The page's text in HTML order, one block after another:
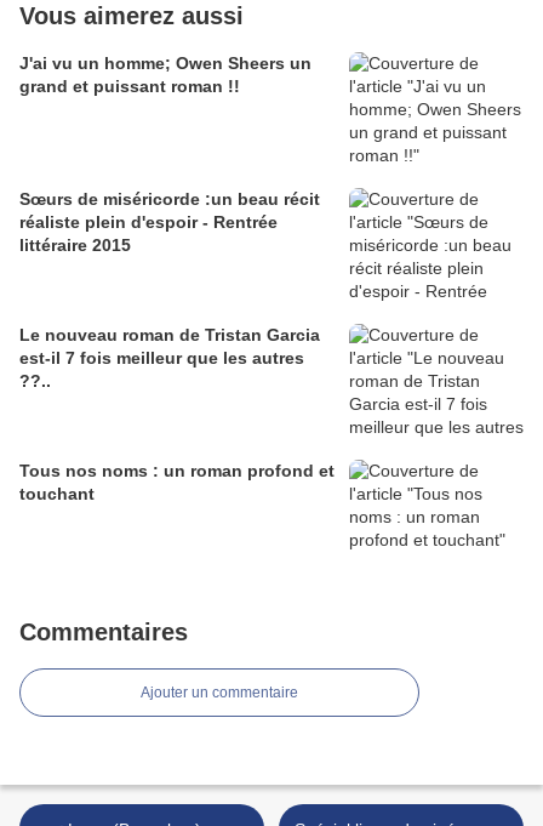
Vous aimerez aussi
J'ai vu un homme; Owen Sheers un
grand et puissant roman !!
Sœurs de miséricorde :un beau récit
réaliste plein d'espoir - Rentrée
littéraire 2015
Le nouveau roman de Tristan Garcia
est-il 7 fois meilleur que les autres
??..
Tous nos noms : un roman profond et
touchant
Commentaires
Ajouter un commentaire